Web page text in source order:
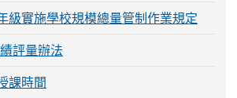
級實施學校規模總量管制作業規定
評量辦法
課時間